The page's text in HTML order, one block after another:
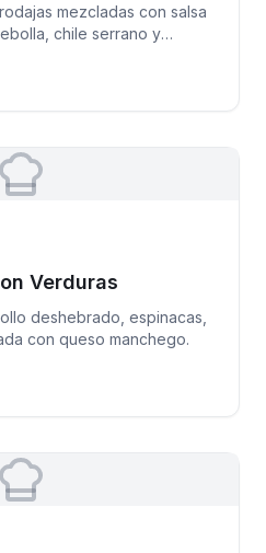
mezcladas con salsa
chile serrano y
Verduras
deshebrado, espinacas,
con queso manchego.